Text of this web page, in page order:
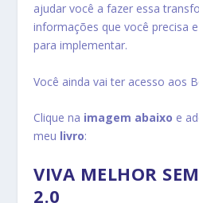
ajudar você a fazer essa
informações que você precisa
para implementar.
Você ainda vai ter acesso aos
Clique na imagem abaixo e
meu livro:
VIVA MELHOR
2.0